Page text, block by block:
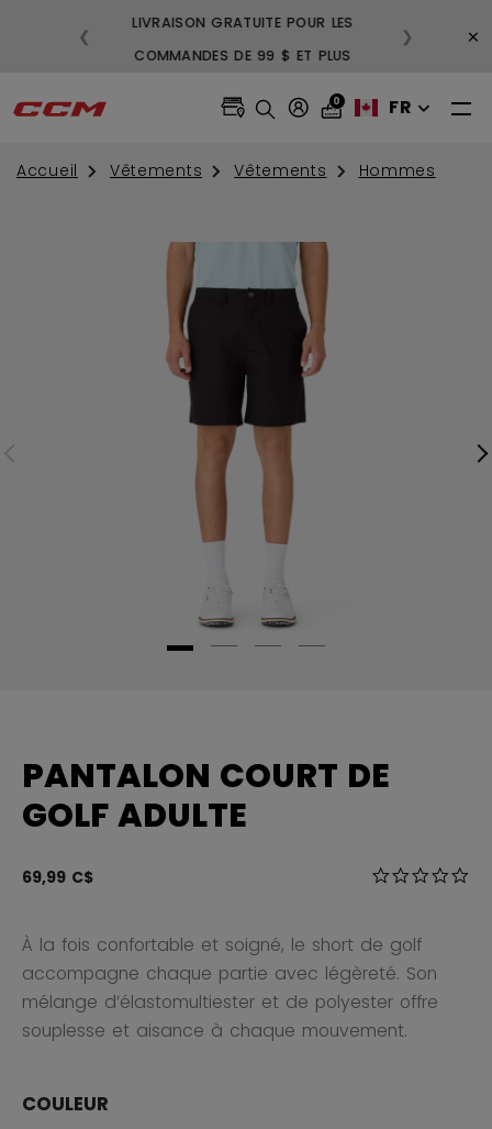
LIVRAISON GRATUITE POUR LES
COMMANDES DE 99 $ ET PLUS
❮ ❯ ×
0 FR
Accueil Vêtements Vêtements Hommes
PANTALON COURT DE
GOLF ADULTE
69,99 C$ 5 sur 5
À la fois confortable et soigné, le short de golf
accompagne chaque partie avec légèreté. Son
mélange d’élastomultiester et de polyester offre
souplesse et aisance à chaque mouvement.
COULEUR